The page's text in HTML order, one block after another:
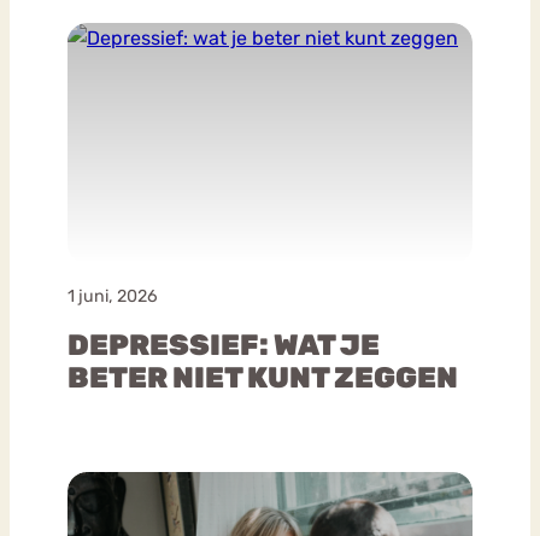
1 juni, 2026
DEPRESSIEF: WAT JE
BETER NIET KUNT ZEGGEN